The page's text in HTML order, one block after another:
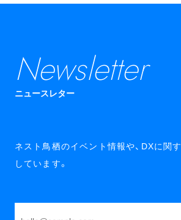
Newsletter
ニュースレター
ネスト鳥栖のイベント情報や、DXに関
しています。